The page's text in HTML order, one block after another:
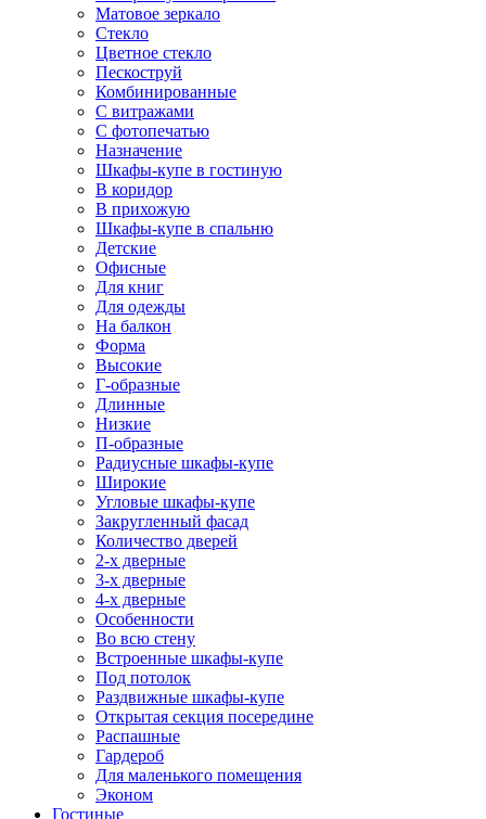
Матовое зеркало
Стекло
Цветное стекло
Пескоструй
Комбинированные
С витражами
С фотопечатью
Назначение
Шкафы-купе в гостиную
В коридор
В прихожую
Шкафы-купе в спальню
Детские
Офисные
Для книг
Для одежды
На балкон
Форма
Высокие
Г-образные
Длинные
Низкие
П-образные
Радиусные шкафы-купе
Широкие
Угловые шкафы-купе
Закругленный фасад
Количество дверей
2-х дверные
3-х дверные
4-х дверные
Особенности
Во всю стену
Встроенные шкафы-купе
Под потолок
Раздвижные шкафы-купе
Открытая секция посередине
Распашные
Гардероб
Для маленького помещения
Эконом
Гостиные